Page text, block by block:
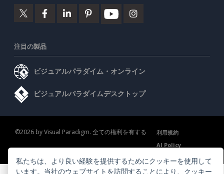
注目の製品
ビジュアルパラダイム・オンライン
ビジュアルパラダイムデスクトップ
©2026 by Visual Paradigm. 全ての権利を有する
利用規約
AI Policy
プライバシーポリシー
Content Guidelines セキュリティ概要
私たちは、より良い経験を提供するためにクッキーを使用して
います。当社のウェブサイトを訪問することにより、 クッキー